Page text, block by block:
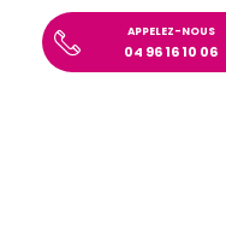
APPELEZ-NOUS
04 96 16 10 06